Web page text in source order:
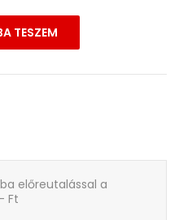
TESZEM
előreutalással a
Ft